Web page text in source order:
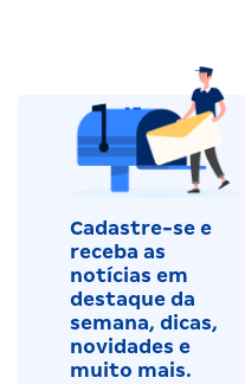
Cadastre-se e
receba as
notícias em
destaque da
semana, dicas,
novidades e
muito mais.